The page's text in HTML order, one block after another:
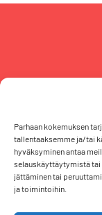
Parhaan kokemuksen
tallentaaksemme ja/tai
hyväksyminen antaa
selauskäyttäytymistä
jättäminen tai
ja toimintoihin.